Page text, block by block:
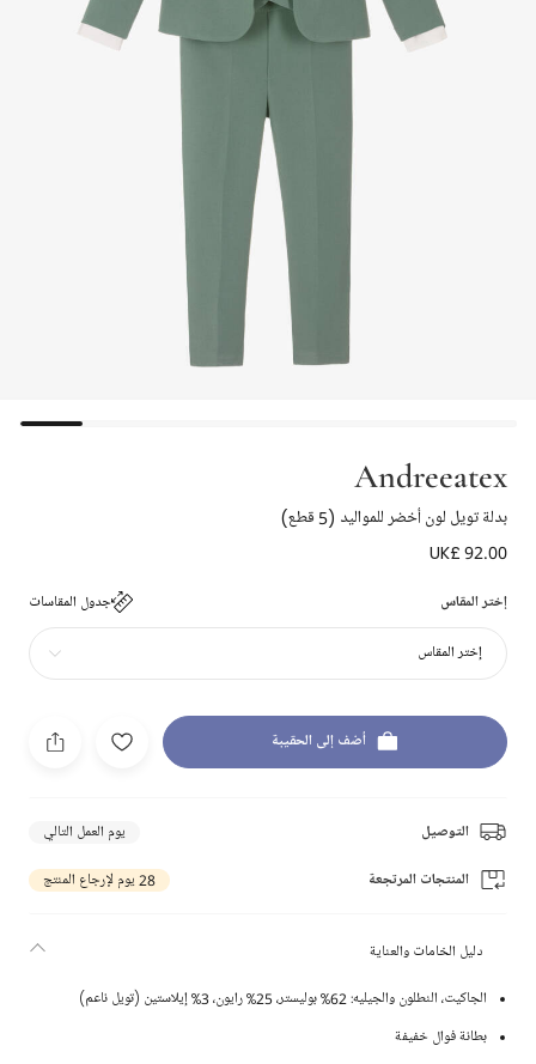
Andreeatex
بدلة تويل لون أخضر للمواليد (5 قطع)
UK£ 92.00
إختر المقاس جدول المقاسات
إختر المقاس
أضف إلى الحقيبة
التوصيل يوم العمل التالي
المنتجات المرتجعة 28 يوم لإرجاع المنتج
دليل الخامات والعناية
الجاكيت، النطلون والجيليه: 62% بوليستر، 25% رايون، 3% إيلاستين (تويل ناعم)
بطانة فوال خفيفة